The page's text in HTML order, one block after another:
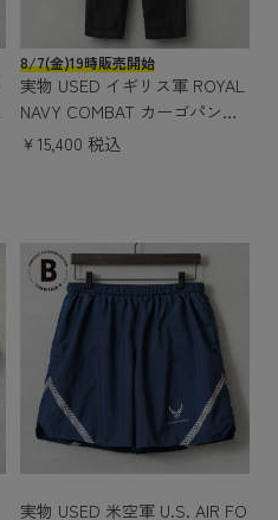
8/7(金)19時販売開始
実物 USED イギリス軍 ROYAL
NAVY COMBAT カーゴパンツ
スラントポケット DEEP BLAC
￥15,400 税込
実物 USED 米空軍 U.S. AIR FO